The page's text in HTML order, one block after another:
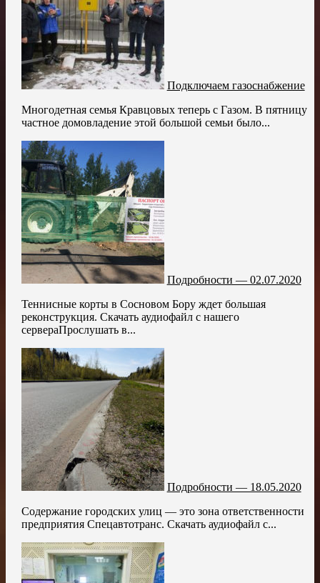
Подключаем газоснабжение
Многодетная семья Кравцовых теперь с Газом. В пятницу
частное домовладение этой большой семьи было...
Подробности — 02.07.2020
Теннисные корты в Сосновом Бору ждет большая
реконструкция. Скачать аудиофайл с нашего
сервераПрослушать в...
Подробности — 18.05.2020
Содержание городских улиц — это зона ответственности
предприятия Спецавтотранс. Скачать аудиофайл с...